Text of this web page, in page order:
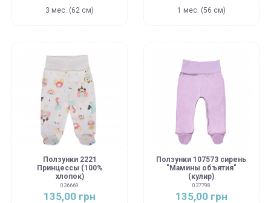
3 мес. (62 см) 1 мес. (56 см)
Ползунки 2221
Принцессы (100%
хлопок)
036669
135,00 грн
Ползунки 107573 сирень
"Мамины объятия"
(кулир)
037798
135,00 грн